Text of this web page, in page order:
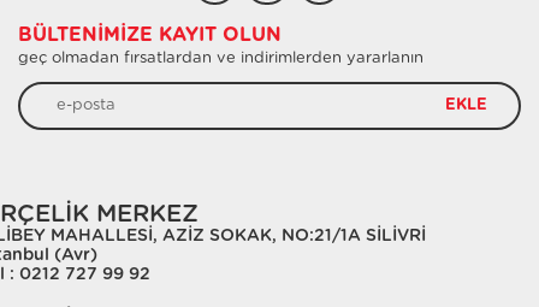
BÜLTENIMIZE KAYIT OLUN
geç olmadan fırsatlardan ve indirimlerden yararlanın
EKLE
MERKEZ
MAHALLESİ, AZİZ SOKAK, NO:21/1A SİLİVRİ
(Avr)
: 0212 727 99 92